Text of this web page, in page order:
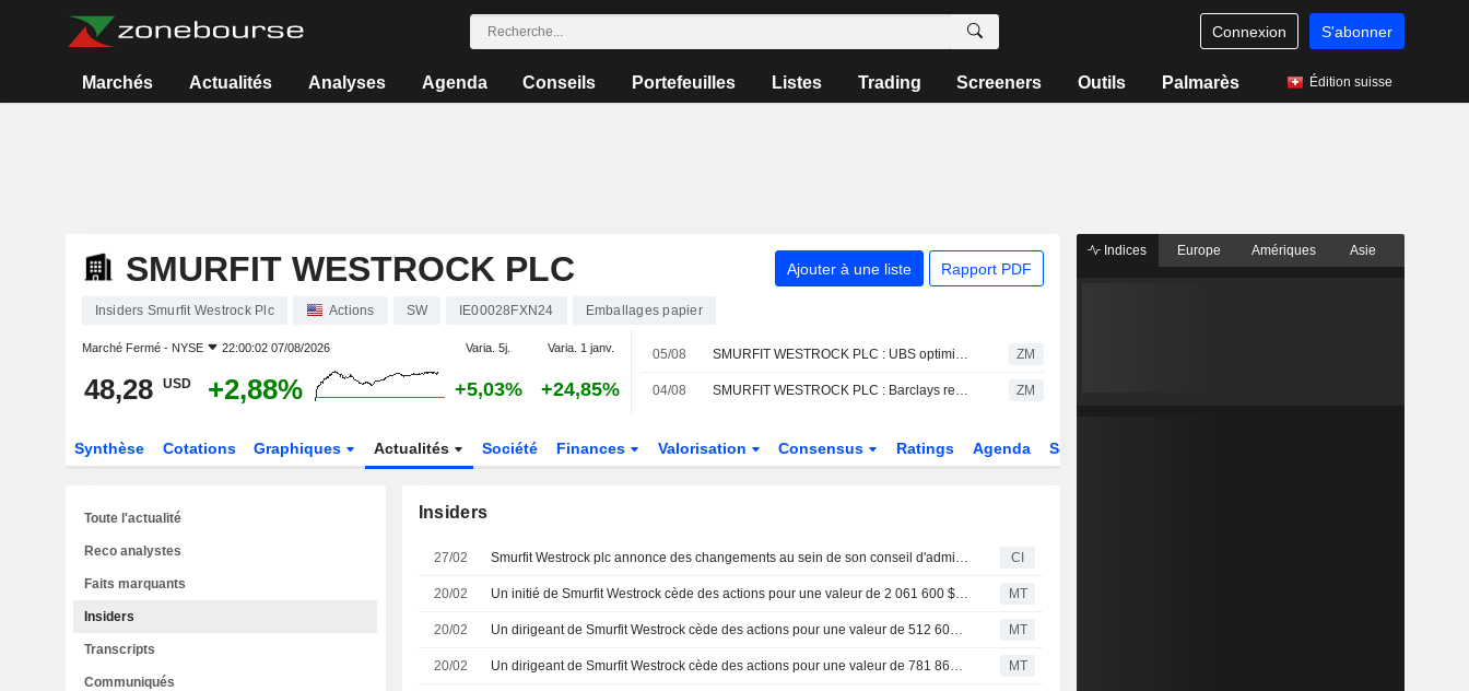
Connexion S'abonner
Marchés Actualités Analyses Agenda Conseils Portefeuilles Listes Trading Screeners Outils Palmarès Édition suisse
SMURFIT WESTROCK PLC Ajouter à une liste Rapport PDF
Insiders Smurfit Westrock Plc Actions SW IE00028FXN24 Emballages papier
Marché Fermé - NYSE 22:00:02 07/08/2026 Varia. 5j. Varia. 1 janv.
48,28 USD +2,88% +5,03% +24,85%
05/08 SMURFIT WESTROCK PLC : UBS optimiste sur le dossier ZM
04/08 SMURFIT WESTROCK PLC : Barclays reste à l'achat ZM
Synthèse Cotations Graphiques Actualités Société Finances Valorisation Consensus Ratings Agenda Secteur
Insiders
27/02 Smurfit Westrock plc annonce des changements au sein de son conseil d'administration et de ses comités pour le 1er mai 2026 CI
20/02 Un initié de Smurfit Westrock cède des actions pour une valeur de 2 061 600 $, selon un récent dépôt à la SEC MT
20/02 Un dirigeant de Smurfit Westrock cède des actions pour une valeur de 512 600 USD, selon un récent dépôt auprès de la SEC MT
20/02 Un dirigeant de Smurfit Westrock cède des actions pour une valeur de 781 865 $, selon un récent dépôt à la SEC MT
Toute l'actualité
Reco analystes
Faits marquants
Insiders
Transcripts
Communiqués
Indices Europe Amériques Asie